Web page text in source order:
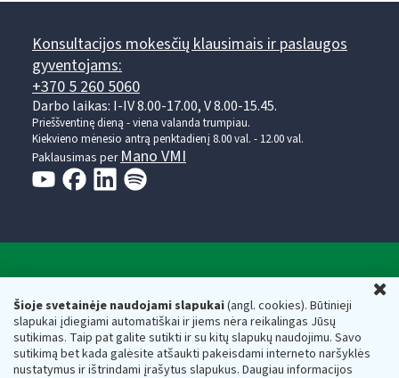
Šioje svetainėje naudojami slapukai(angl. cookies). Būtinieji
slapukai įdiegiami automatiškai ir jiems nėra reikalingas Jūsų
sutikimas. Taip pat galite sutikti ir su kitų slapukų naudojimu. Savo
sutikimą bet kada galėsite atšaukti pakeisdami interneto naršyklės
nustatymus ir ištrindami įrašytus slapukus. Daugiau informacijos
Konsultacijos mokesčių klausimais ir paslaugos
gyventojams:
+370 5 260 5060
Darbo laikas: I-IV 8.00-17.00, V 8.00-15.45.
Prieššventinę dieną - viena valanda trumpiau.
Kiekvieno mėnesio antrą penktadienį 8.00 val. - 12.00 val.
Paklausimas perMano VMI
Valstybinė mokesčių inspekcija prie Lietuvos
Respublikos finansų ministerijos
Biudžetinė įstaiga. Juridinio asmens kodas — 188659752,
adresas: Vasario 16-osios g. 14, 01107 Vilnius, Lietuva, el.paštas:
vmi@vmi.lt , E. pristatymo dėžutės adresas 188659752